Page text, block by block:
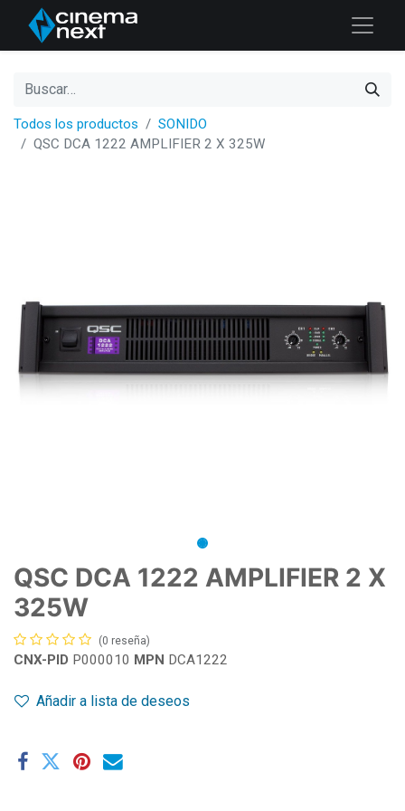
Todos los productos
SONIDO
QSC DCA 1222 AMPLIFIER 2 X 325W
QSC DCA 1222 AMPLIFIER 2 X
325W
(0 reseña)
CNX-PID P000010 MPN DCA1222
Añadir a lista de deseos